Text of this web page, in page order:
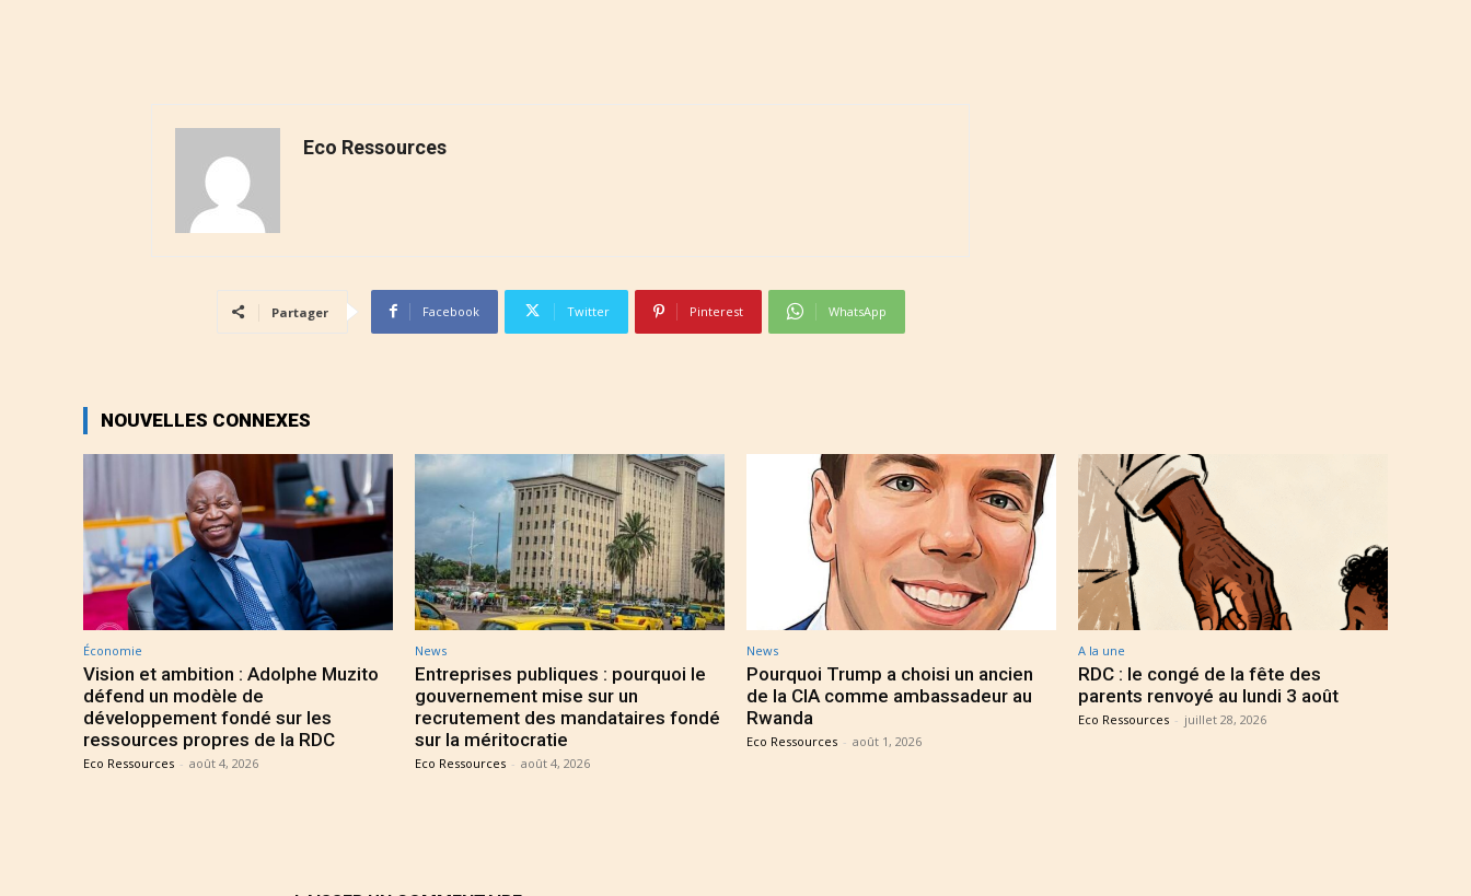
Eco Ressources
Partager Facebook Twitter Pinterest WhatsApp
NOUVELLES CONNEXES
Économie
Vision et ambition : Adolphe Muzito
défend un modèle de
développement fondé sur les
ressources propres de la RDC
Eco Ressources - août 4, 2026
News
Entreprises publiques : pourquoi le
gouvernement mise sur un
recrutement des mandataires fondé
sur la méritocratie
Eco Ressources - août 4, 2026
News
Pourquoi Trump a choisi un ancien
de la CIA comme ambassadeur au
Rwanda
Eco Ressources - août 1, 2026
A la une
RDC : le congé de la fête des
parents renvoyé au lundi 3 août
Eco Ressources - juillet 28, 2026